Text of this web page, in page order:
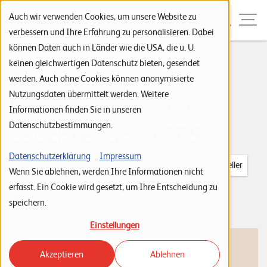
Auch wir verwenden Cookies, um unsere Website zu
verbessern und Ihre Erfahrung zu personalisieren. Dabei
können Daten auch in Länder wie die USA, die u. U.
keinen gleichwertigen Datenschutz bieten, gesendet
werden. Auch ohne Cookies können anonymisierte
Nutzungsdaten übermittelt werden. Weitere
Informationen finden Sie in unseren
Datenschutzbestimmungen.
Datenschutzerklärung
Impressum
Wenn Sie ablehnen, werden Ihre Informationen nicht
erfasst. Ein Cookie wird gesetzt, um Ihre Entscheidung zu
speichern.
Einstellungen
Akzeptieren Ablehnen
Zur Navigation
Zur Suche
Zum Inhalt
Menu
S
t
a
e
i
P
An den HP Inc.
Solutions Day mit
Leuchter und KIPS
IT Infrastructure & Cloud
Hersteller
Leuchter IT Solutions
21. Januar 2016